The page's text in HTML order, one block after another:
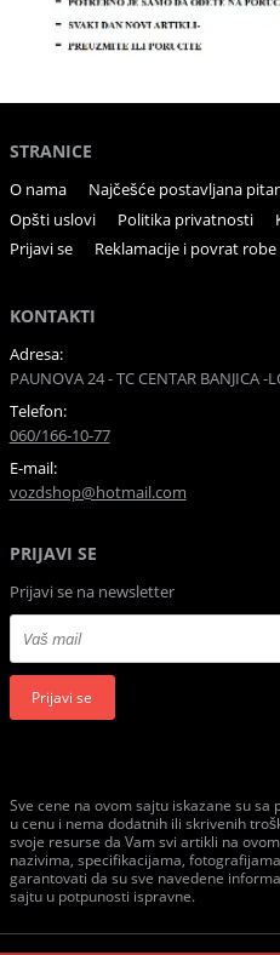
STRANICE
O nama Najčešće postavljana
Opšti uslovi
Politika privatnosti
Prijavi se
Reklamacije i povrat robe
KONTAKTI
Adresa:
PAUNOVA 24 - TC CENTAR BANJICA
Telefon:
060/166-10-77
E-mail:
vozdshop@hotmail.com
PRIJAVI SE
Prijavi se na newsletter
Prijavi se
Sve cene na ovom sajtu iskazane su
u cenu i nema dodatnih ili skrivenih
svoje resurse da Vam svi artikli na
nazivima, specifikacijama,
garantovati da su sve navedene
sajtu u potpunosti ispravne.